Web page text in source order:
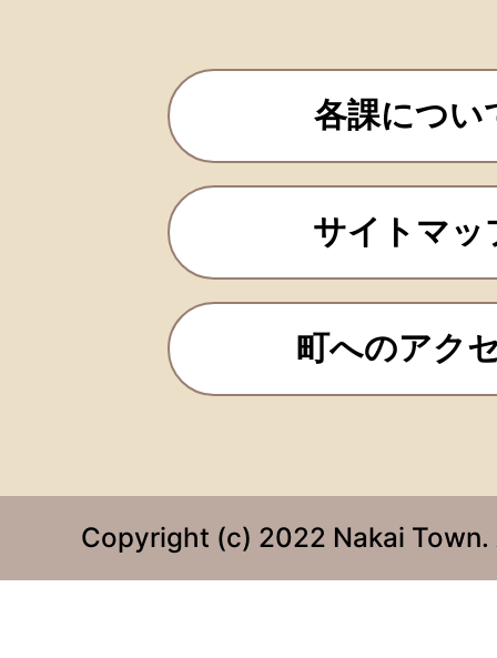
各課につい
サイトマッ
町へのアク
Copyright (c) 2022 Nakai Town.